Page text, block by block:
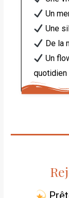
Un
Une
De la
Un
quotidien